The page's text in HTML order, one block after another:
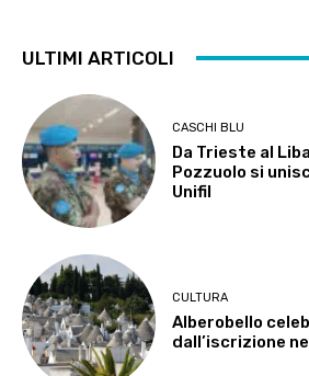
ULTIMI ARTICOLI
CASCHI BLU
Da Trieste al
Pozzuolo si
Unifil
CULTURA
Alberobello
dall’iscrizione